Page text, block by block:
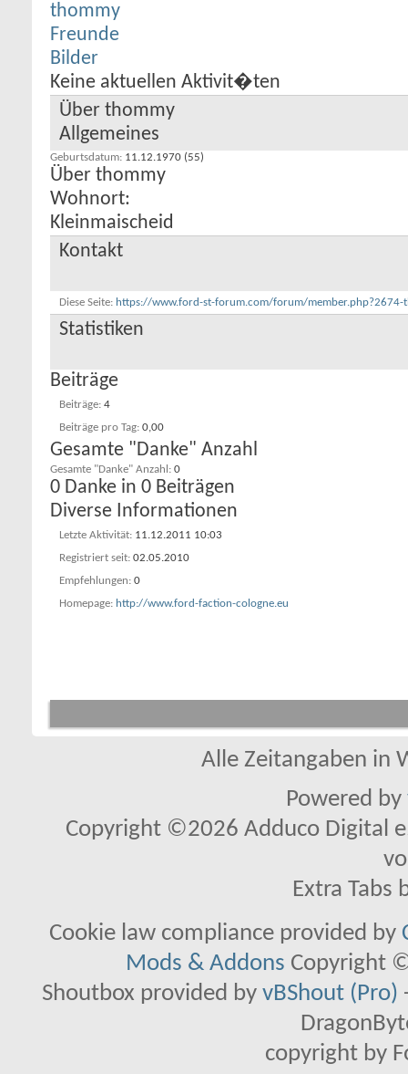
thommy
Freunde
Bilder
Keine aktuellen Aktivit�ten
Über thommy
Allgemeines
Geburtsdatum 11.12.1970 (55)
Über thommy
Wohnort:
Kleinmaischeid
Kontakt
Diese Seite https://www.ford-st-forum.com/forum/
Statistiken
Beiträge
Beiträge 4
Beiträge pro Tag 0,00
Gesamte "Danke" Anzahl
Gesamte "Danke" Anzahl 0
0 Danke in 0 Beiträgen
Diverse Informationen
Letzte Aktivität 11.12.2011 10:03
Registriert seit 02.05.2010
Empfehlungen 0
Homepage
http://www.ford-faction-cologne.eu
Alle Zeitangaben in
Powered by
Copyright ©2026 Adduco Digital
Extra Tabs
Cookie law compliance provided by
Mods & Addons Copyright
Shoutbox provided by vBShout (Pro)
copyright by